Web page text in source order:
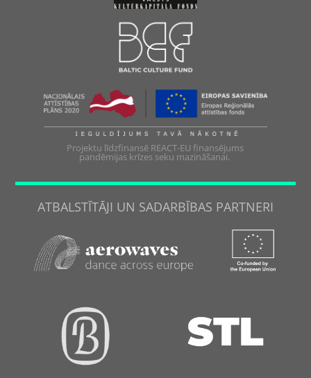
Projektu līdzfinansē REACT-EU finansējums
pandēmijas krīzes seku mazināšanai.
ATBALSTĪTĀJI UN SADARBĪBAS PARTNERI